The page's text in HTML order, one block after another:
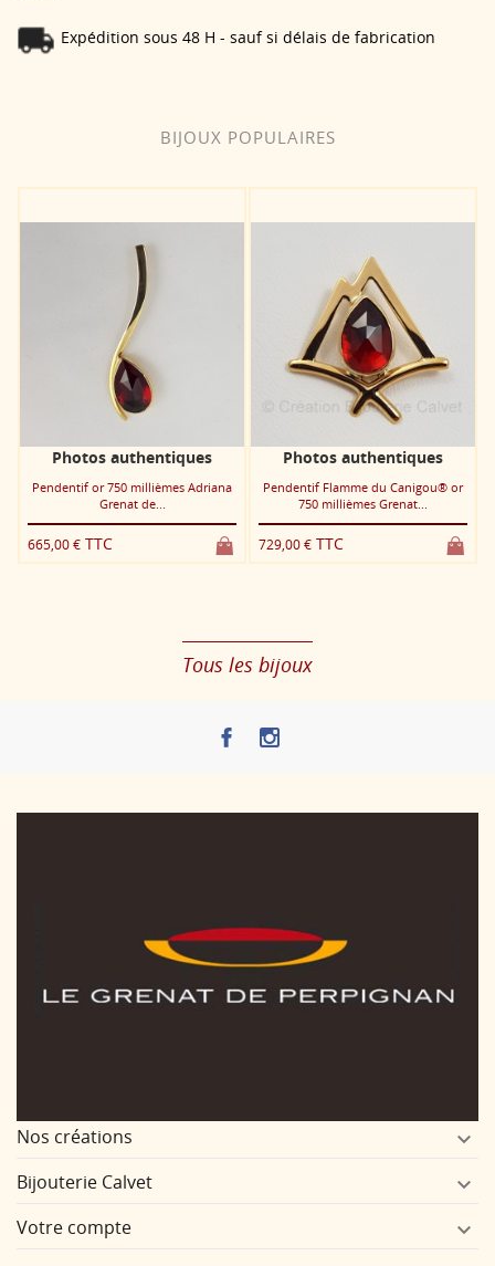
Expédition sous 48 H - sauf si délais de fabrication
BIJOUX POPULAIRES
Photos authentiques
Pendentif or 750 millièmes Adriana
Grenat de...
665,00 € TTC
Photos authentiques
Pendentif Flamme du Canigou® or
750 millièmes Grenat...
729,00 € TTC
Tous les bijoux
Nos créations 
Bijouterie Calvet 
Votre compte 